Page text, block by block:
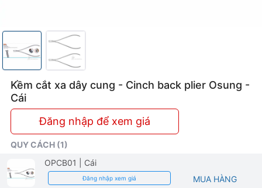
Kềm cắt xa dây cung - Cinch back plier Osung -
Cái
Đăng nhập để xem giá
QUY CÁCH (1)
OPCB01
| Cái
Đăng nhập xem giá MUA HÀNG